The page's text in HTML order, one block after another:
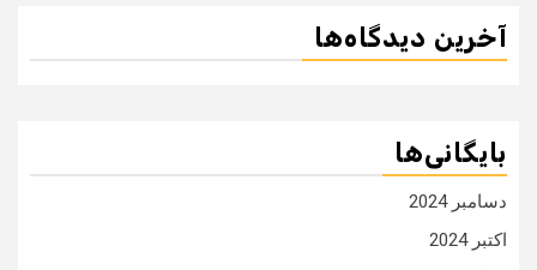
آخرین دیدگاه‌ها
بایگانی‌ها
دسامبر 2024
اکتبر 2024